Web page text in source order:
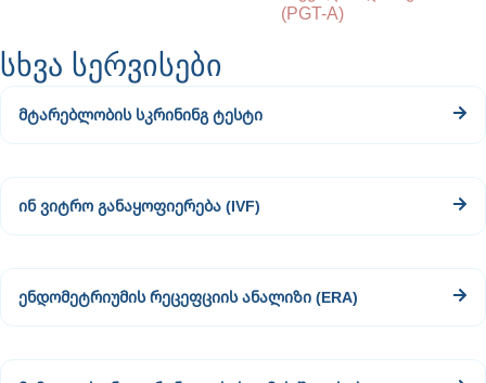
(PGT-A)
სხვა სერვისები
მტარებლობის სკრინინგ ტესტი
ინ ვიტრო განაყოფიერება (IVF)
ენდომეტრიუმის რეცეფციის ანალიზი (ERA)